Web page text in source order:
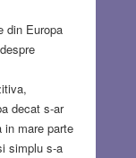
din Europa
decat s-ar
in mare parte
simplu s-a